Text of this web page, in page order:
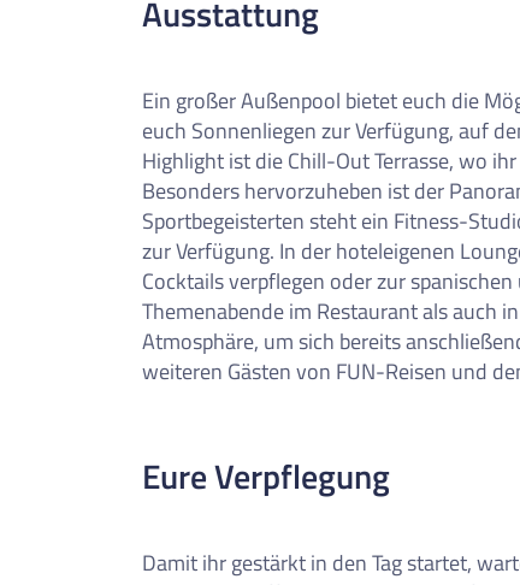
Ausstattung
Ein großer Außenpool bietet euch die
euch Sonnenliegen zur Verfügung, auf
Highlight ist die Chill-Out Terrasse, wo
Besonders hervorzuheben ist der
Sportbegeisterten steht ein Fitness-
zur Verfügung. In der hoteleigenen
Cocktails verpflegen oder zur
Themenabende im Restaurant als auch
Atmosphäre, um sich bereits
weiteren Gästen von FUN-Reisen und
Eure Verpflegung
Damit ihr gestärkt in den Tag startet,